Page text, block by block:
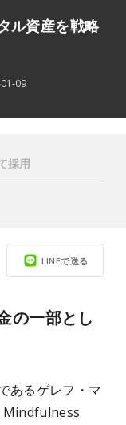
ル資産を戦略
09
LINEで送る
の一部とし
あるゲレフ・マ
Mindfulness
採用